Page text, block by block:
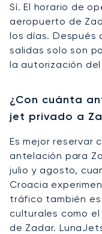
Sí. El horario de
aeropuerto de
los días. Después
salidas solo son
la autorización
¿Con cuánta
jet privado a
Es mejor reservar
antelación para
julio y agosto,
Croacia
tráfico también
culturales como
de Zadar.